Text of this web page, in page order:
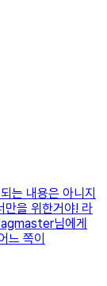
는 내용은 아니지
만을 위한거야! 라
님에게
느 쪽이